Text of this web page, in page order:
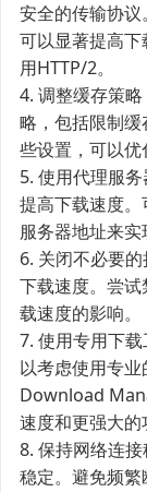
安全的传输协
可以显著提高下
用HTTP/2。
4. 调整缓存策
略，包括限制
些设置，可以优
5. 使用代理服
提高下载速度
服务器地址来实
6. 关闭不必要
下载速度。尝
载速度的影响。
7. 使用专用下
以考虑使用专
Download
速度和更强大的
8. 保持网络连
稳定。避免频